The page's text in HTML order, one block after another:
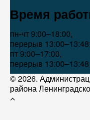
Время
пн-чт 9:00–18:00,
перерыв 13:00–13:48;
пт 9:00–17:00,
перерыв 13:00–13:48
© 2026.
района